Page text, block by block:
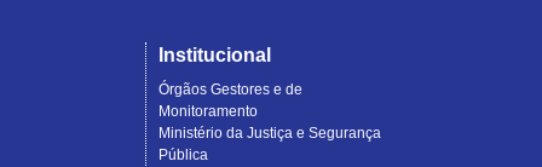
Institucional
Órgãos Gestores e de
Monitoramento
Ministério da Justiça e Segurança
Pública